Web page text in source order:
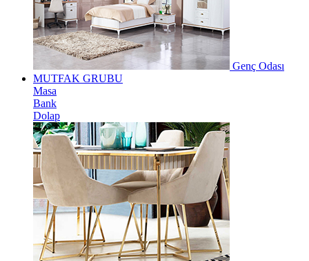
Genç Odası
MUTFAK GRUBU
Masa
Bank
Dolap